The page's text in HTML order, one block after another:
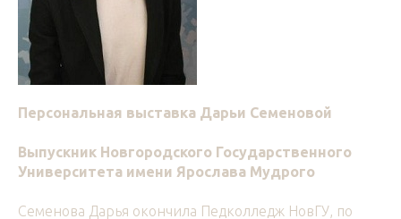
Персональная выставка Дарьи Семеновой
Выпускник Новгородского Государственного
Университета имени Ярослава Мудрого
Семенова Дарья окончила Педколледж НовГУ, по